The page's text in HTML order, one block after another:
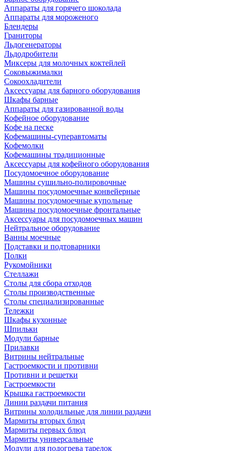
Аппараты для горячего шоколада
Аппараты для мороженого
Блендеры
Граниторы
Льдогенераторы
Льдодробители
Миксеры для молочных коктейлей
Соковыжималки
Сокоохладители
Аксессуары для барного оборудования
Шкафы барные
Аппараты для газированной воды
Кофейное оборудование
Кофе на песке
Кофемашины-суперавтоматы
Кофемолки
Кофемашины традиционные
Аксессуары для кофейного оборудования
Посудомоечное оборудование
Машины сушильно-полировочные
Машины посудомоечные конвейерные
Машины посудомоечные купольные
Машины посудомоечные фронтальные
Аксессуары для посудомоечных машин
Нейтральное оборудование
Ванны моечные
Подставки и подтоварники
Полки
Рукомойники
Стеллажи
Столы для сбора отходов
Столы производственные
Столы специализированные
Тележки
Шкафы кухонные
Шпильки
Модули барные
Прилавки
Витрины нейтральные
Гастроемкости и противни
Противни и решетки
Гастроемкости
Крышка гастроемкости
Линии раздачи питания
Витрины холодильные для линии раздачи
Мармиты вторых блюд
Мармиты первых блюд
Мармиты универсальные
Модули для подогрева тарелок